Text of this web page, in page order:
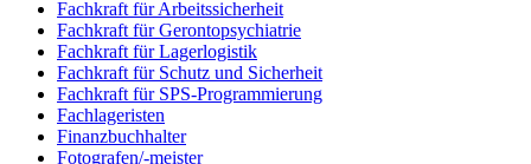
Fachkraft für Arbeitssicherheit
Fachkraft für Gerontopsychiatrie
Fachkraft für Lagerlogistik
Fachkraft für Schutz und Sicherheit
Fachkraft für SPS-Programmierung
Fachlageristen
Finanzbuchhalter
Fotografen/-meister